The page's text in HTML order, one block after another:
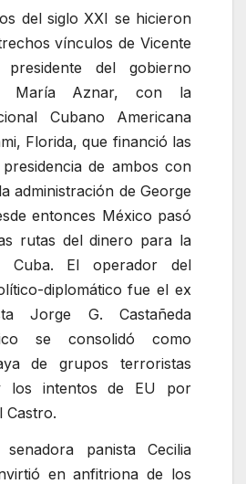
del siglo XXI se hicieron
vínculos de Vicente
del gobierno
María Aznar, con la
Cubano Americana
Florida, que financió las
de ambos con
administración de George
entonces México pasó
rutas del dinero para la
Cuba. El operador del
diplomático fue el ex
Jorge G. Castañeda
se consolidó como
de grupos terroristas
los intentos de EU por
Castro.
panista Cecilia
en anfitriona de los